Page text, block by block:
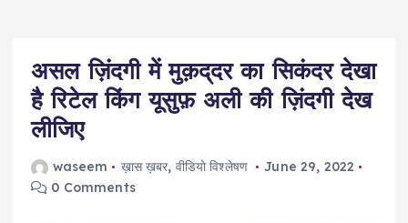
असल ज़िंदगी में मुक़द्​दर का सिकंदर देखा
है रिटेल किंग यूसुफ़ अली की ज़िंदगी देख
लीजिए
waseem ख़ास ख़बर, वीडियो विश्लेषण
June 29, 2022
0 Comments